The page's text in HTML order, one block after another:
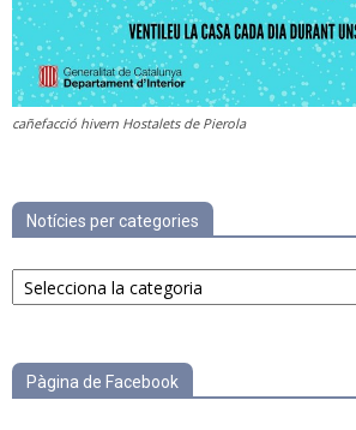
cañefacció hivern Hostalets de Pierola
Notícies per categories
Notícies
per
Pàgina de Facebook